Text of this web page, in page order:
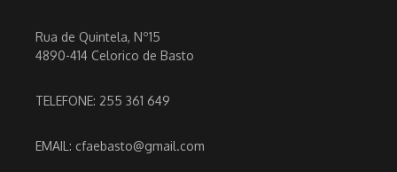
Rua de Quintela, Nº15
4890-414 Celorico de Basto
TELEFONE: 255 361 649
EMAIL: cfaebasto@gmail.com